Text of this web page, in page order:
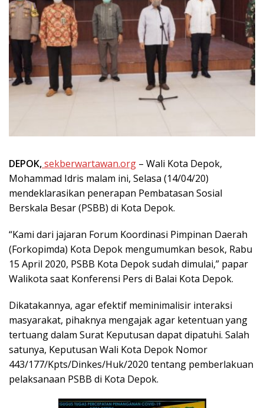
DEPOK,sekberwartawan.org – Wali Kota Depok,
Mohammad Idris malam ini, Selasa (14/04/20)
mendeklarasikan penerapan Pembatasan Sosial
Berskala Besar (PSBB) di Kota Depok.
“Kami dari jajaran Forum Koordinasi Pimpinan Daerah
(Forkopimda) Kota Depok mengumumkan besok, Rabu
15 April 2020, PSBB Kota Depok sudah dimulai,” papar
Walikota saat Konferensi Pers di Balai Kota Depok.
Dikatakannya, agar efektif meminimalisir interaksi
masyarakat, pihaknya mengajak agar ketentuan yang
tertuang dalam Surat Keputusan dapat dipatuhi. Salah
satunya, Keputusan Wali Kota Depok Nomor
443/177/Kpts/Dinkes/Huk/2020 tentang pemberlakuan
pelaksanaan PSBB di Kota Depok.